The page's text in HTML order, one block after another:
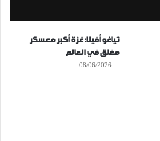
تياغو أفيلا: غزة أكبر معسكر
مغلق في العالم
08/06/2026